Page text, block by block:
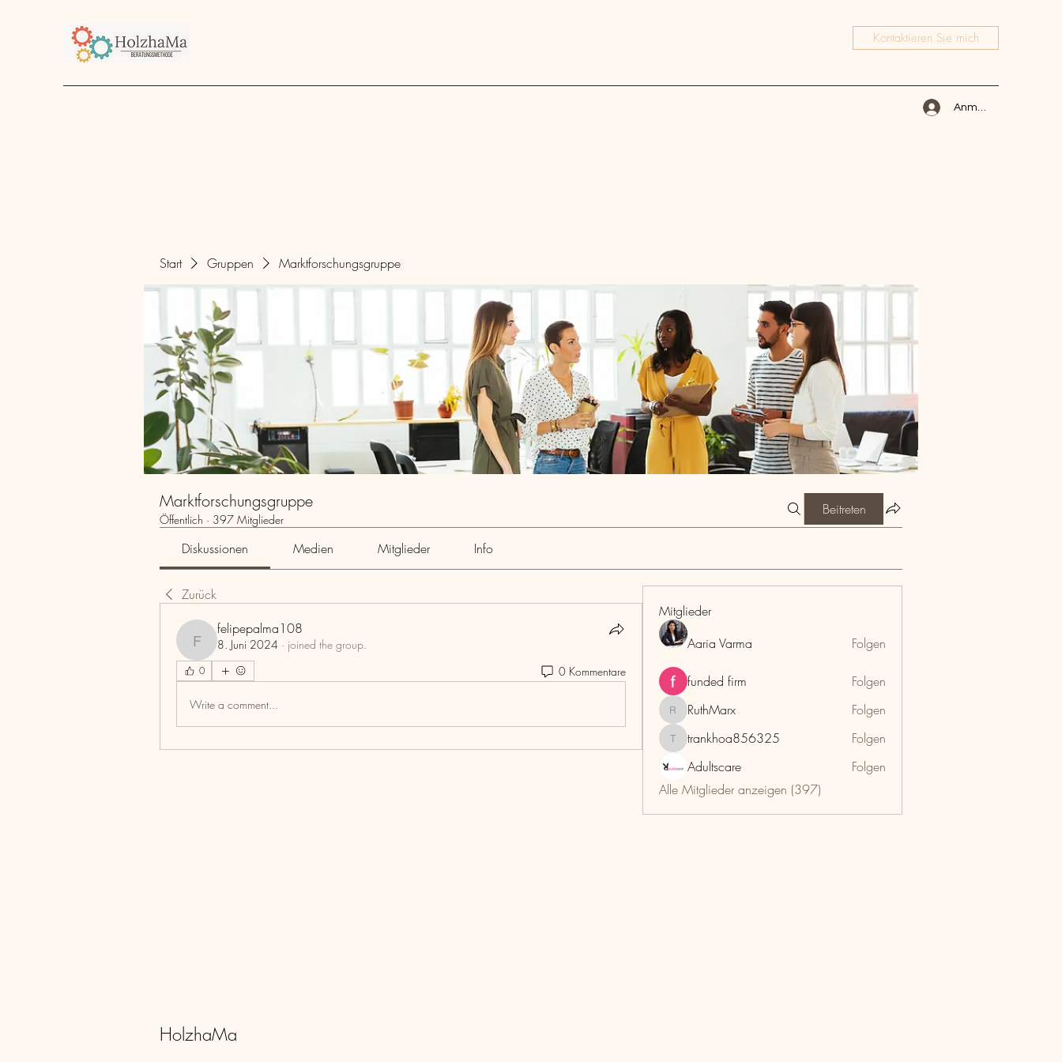
Kontaktieren Sie mich
Anmelden
Start Gruppen Marktforschungsgruppe
Marktforschungsgruppe
Öffentlich · 397 Mitglieder
Beitreten
Diskussionen Medien Mitglieder Info
Zurück
felipepalma108
felipepalma108
8. Juni 2024 · joined the group.
0 0 Kommentare
Write a comment...
Mitglieder
Aaria Varma
Folgen
funded firm Folgen
RuthMarx
RuthMarx Folgen
trankhoa856325
trankhoa856325
Folgen
Adultscare
Folgen
Alle Mitglieder anzeigen (397)
HolzhaMa